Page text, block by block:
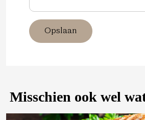
Opslaan
Misschien ook wel